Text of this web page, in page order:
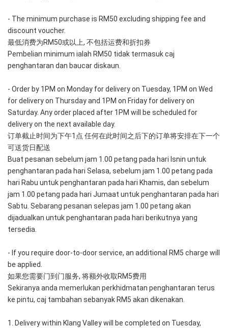
- The minimum purchase is RM50 excluding shipping fee and
discount voucher.
最低消费为RM50或以上, 不包括运费和折扣券
Pembelian minimum ialah RM50 tidak termasuk caj
penghantaran dan baucar diskaun.
- Order by 1PM on Monday for delivery on Tuesday, 1PM on Wed
for delivery on Thursday and 1PM on Friday for delivery on
Saturday. Any order placed after 1PM will be scheduled for
delivery on the next available day.
订单截止时间为下午1点 任何在此时间之后下的订单将安排在下一个
可送货日配送
Buat pesanan sebelum jam 1.00 petang pada hari Isnin untuk
penghantaran pada hari Selasa, sebelum jam 1.00 petang pada
hari Rabu untuk penghantaran pada hari Khamis, dan sebelum
jam 1.00 petang pada hari Jumaat untuk penghantaran pada hari
Sabtu. Sebarang pesanan selepas jam 1.00 petang akan
dijadualkan untuk penghantaran pada hari berikutnya yang
tersedia.
- If you require door-to-door service, an additional RM5 charge will
be applied.
如果您需要门到门服务, 将额外收取RM5费用
Sekiranya anda memerlukan perkhidmatan penghantaran terus
ke pintu, caj tambahan sebanyak RM5 akan dikenakan.
1. Delivery within Klang Valley will be completed on Tuesday,